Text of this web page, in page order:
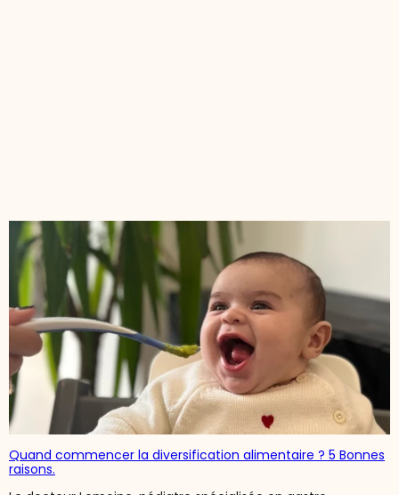
Quand commencer la diversification alimentaire ? 5 Bonnes
raisons.